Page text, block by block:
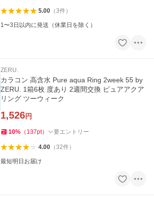
5.00（3件）
1〜3日以内に発送（休業日を除く）
ZERU.
カラコン 高含水 Pure aqua Ring 2week 55 by
ZERU. 1箱6枚 度あり 2週間交換 ピュアアクア
リング ツーウィーク
1,526円
10% （ 137pt） 要エントリー
4.00（32件）
最短明日お届け